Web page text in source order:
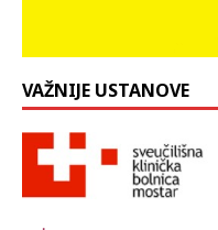
VAŽNIJE USTANOVE